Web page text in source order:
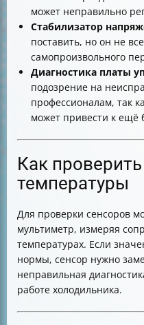
может неправильно
Стабилизатор
поставить, но он не
самопроизвольного
Диагностика платы
подозрение на
профессионалам, так
может привести к
Как
температуры
Для проверки сенсоров
мультиметр, измеряя
температурах. Если
нормы, сенсор нужно
неправильная
работе холодильника.